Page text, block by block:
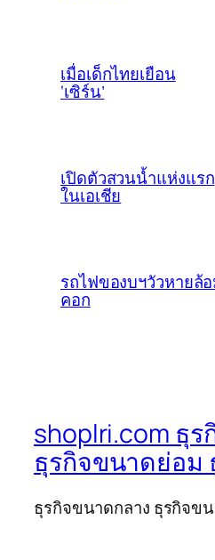
เมื่อเด็กไทยเยือน
‘เซิร์น’
เปิดตัวสวนน้ำแห่งแรก
ในเอเชีย
รถไฟของบฯวัวหายล้
คอก
shoplri.com ธุ
ธุรกิจขนาดย่อม
ธุรกิจขนาดกลาง ธุรกิจข